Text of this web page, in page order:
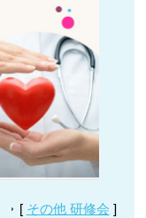
[ その他 研修会 ]